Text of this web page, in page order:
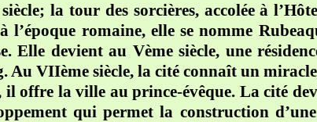
la tour des sorcières, accolée à
romaine, elle se nomme
Elle devient au Vème siècle, une
VIIème siècle, la cité connaît un
offre la ville au prince-évêque. La cité
qui permet la construction